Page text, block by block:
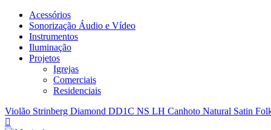
Acessórios
Sonorização Áudio e Vídeo
Instrumentos
Iluminação
Projetos
Igrejas
Comerciais
Residenciais
Violão Strinberg Diamond DD1C NS LH Canhoto Natural Satin